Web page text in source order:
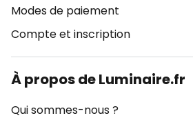
Modes de paiement
Compte et inscription
À propos de Luminaire.fr
Qui sommes-nous ?